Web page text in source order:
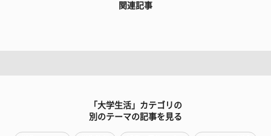
関連記事
「大学生活」カテゴリの
別のテーマの記事を見る